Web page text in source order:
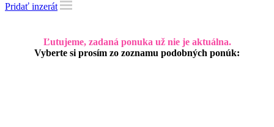
Pridať inzerát
Ľutujeme, zadaná ponuka už nie je aktuálna.
Vyberte si prosím zo zoznamu podobných ponúk: